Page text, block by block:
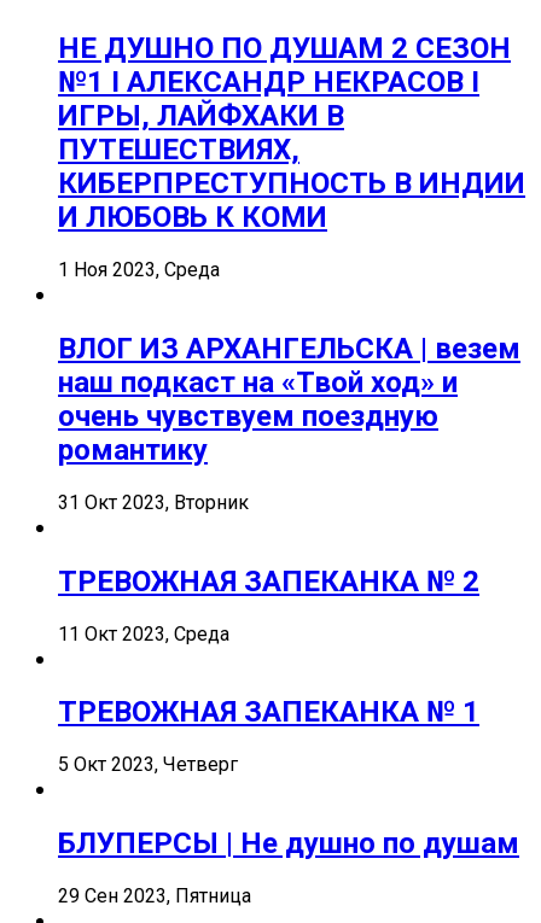
НЕ ДУШНО ПО ДУШАМ 2 СЕЗОН
№1 I АЛЕКСАНДР НЕКРАСОВ I
ИГРЫ, ЛАЙФХАКИ В
ПУТЕШЕСТВИЯХ,
КИБЕРПРЕСТУПНОСТЬ В ИНДИИ
И ЛЮБОВЬ К КОМИ
1 Ноя 2023, Среда
ВЛОГ ИЗ АРХАНГЕЛЬСКА | везем
наш подкаст на «Твой ход» и
очень чувствуем поездную
романтику
31 Окт 2023, Вторник
ТРЕВОЖНАЯ ЗАПЕКАНКА № 2
11 Окт 2023, Среда
ТРЕВОЖНАЯ ЗАПЕКАНКА № 1
5 Окт 2023, Четверг
БЛУПЕРСЫ | Не душно по душам
29 Сен 2023, Пятница